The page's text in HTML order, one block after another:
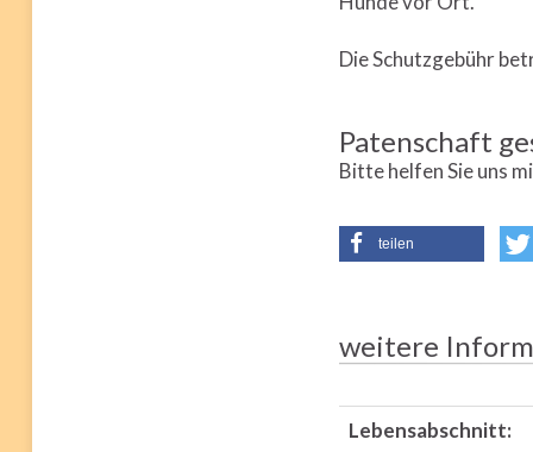
Die Schutzgebühr
Patenschaft
Bitte helfen Sie uns
teilen
weitere
Lebensabschnitt: